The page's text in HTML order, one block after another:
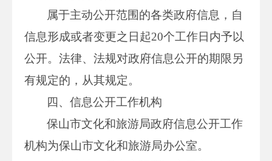
属于主动公开范围的各类政府信息，自
信息形成或者变更之日起20个工作日内予以
公开。法律、法规对政府信息公开的期限另
有规定的，从其规定。
四、信息公开工作机构
保山市文化和旅游局政府信息公开工作
机构为保山市文化和旅游局办公室。